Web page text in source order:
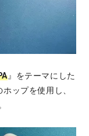
』をテーマにした
ップを使用し、